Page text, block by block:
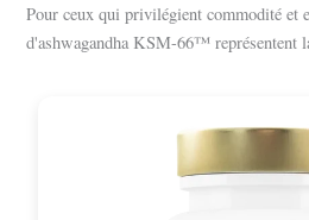
Pour ceux qui privilégient commodité et
d'ashwagandha KSM-66™ représentent